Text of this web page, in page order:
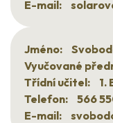
E-mail:
Jméno:
Vyučované
Třídní učitel:
1.
Telefon:
566
E-mail: